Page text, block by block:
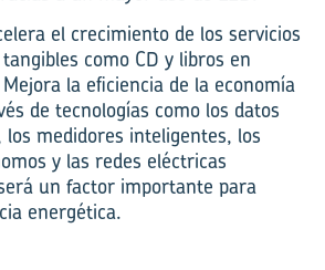
el crecimiento de los servicios
como CD y libros en
la eficiencia de la economía
de tecnologías como los datos
los medidores inteligentes, los
y las redes eléctricas
un factor importante para
energética.